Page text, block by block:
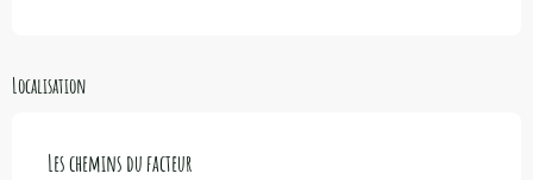
Localisation
Les chemins du facteur